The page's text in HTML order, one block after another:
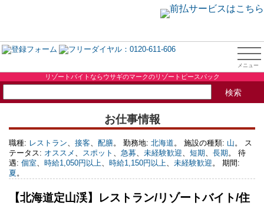
リゾートバイトならウサギのマークのリゾートピースパック
お仕事情報
職種: レストラン、 接客、 配膳。 勤務地: 北海道。 施設の種類: 山。 ス
テータス: オススメ 、 スポット 、 急募、 未経験歓迎、 短期、 長期。 待
遇: 個室、 時給1,050円以上、 時給1,150円以上、 未経験歓迎。 期間:
夏。
【北海道定山渓】レストラン/リゾートバイト/住